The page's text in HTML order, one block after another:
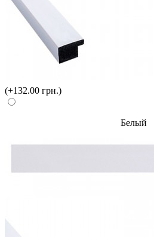
(+132.00 грн.)
Белый